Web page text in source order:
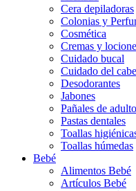
Cera depiladoras
Colonias y
Cosmética
Cremas y
Cuidado bucal
Cuidado del
Desodorantes
Jabones
Pañales de adulto
Pastas dentales
Toallas
Toallas húmedas
Bebé
Alimentos Bebé
Artículos Bebé